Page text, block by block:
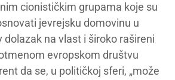
cionističkim grupama koje su
jevrejsku domovinu u
dolazak na vlast i široko rašireni
evropskom društvu
da se, u političkoj sferi, „može